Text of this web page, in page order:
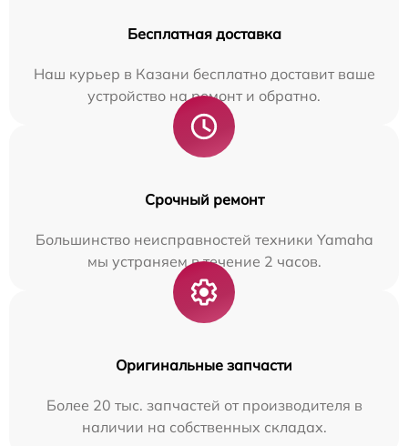
Бесплатная доставка
Наш курьер в Казани бесплатно доставит ваше
устройство на ремонт и обратно.
Срочный ремонт
Большинство неисправностей техники Yamaha
мы устраняем в течение 2 часов.
Оригинальные запчасти
Более 20 тыс. запчастей от производителя в
наличии на собственных складах.